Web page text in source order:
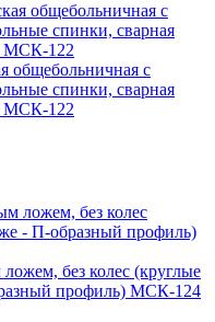
общебольничная с
спинки, сварная
МСК-122
без колес (круглые
профиль) МСК-124